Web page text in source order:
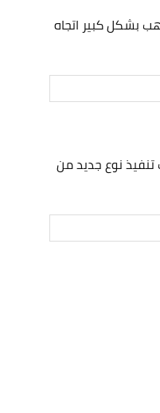
بشكل كبير اتجاه
تنفيذ نوع جديد من